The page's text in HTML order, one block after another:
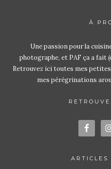
À
Une passion pour la
photographe, et PAF ça a fait
Retrouvez ici toutes mes
mes pérégrinations
ARTICLES